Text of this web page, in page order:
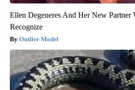
Ellen Degeneres And Her New Partner
Recognize
Outlier Model